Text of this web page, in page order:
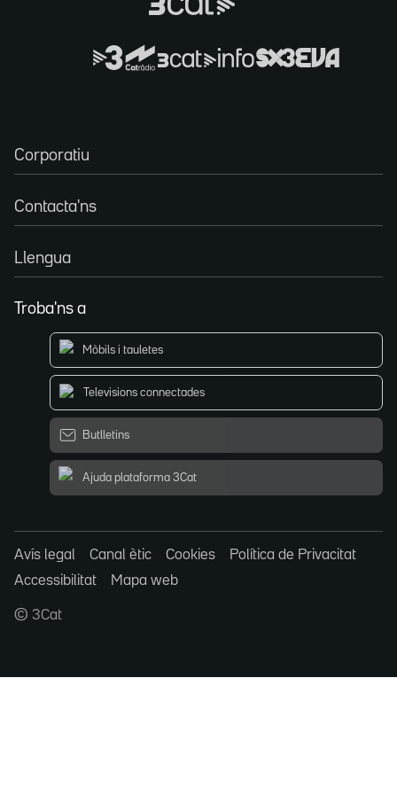
Corporatiu
Contacta'ns
Llengua
Troba'ns a
Mòbils i tauletes
Televisions connectades
Butlletins
Ajuda plataforma 3Cat
Avís legal Canal ètic Cookies
Política de Privacitat
Accessibilitat
Mapa web
© 3Cat